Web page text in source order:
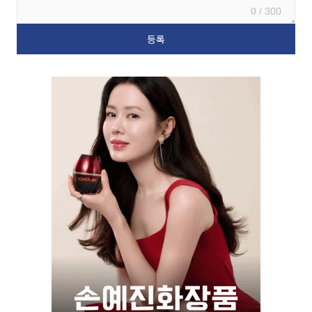
0 / 300